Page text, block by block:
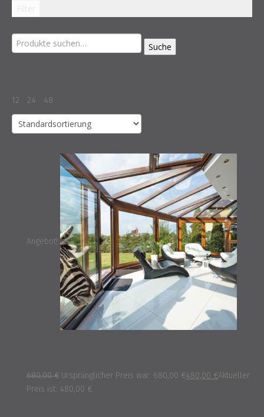
Suche
12 24 48
Angebot!
680,00€ Ursprünglicher Preis war: 680,00 €480,00 €Aktueller
Preis ist: 480,00 €.